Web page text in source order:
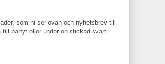
som ni ser ovan och nyhetsbrev till
partyt eller under en stickad svart